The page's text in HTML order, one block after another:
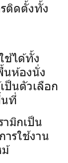
ติดตั้งทั้ง
ช้ได้ทั้ง
นห้องนั่ง
ป็นตัวเลือก
ที่
ามิกเป็น
รใช้งาน